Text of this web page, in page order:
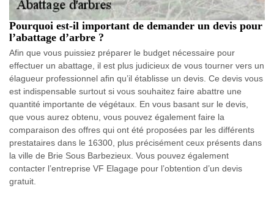
Pourquoi est-il important de demander un devis pour
l’abattage d’arbre ?
Afin que vous puissiez préparer le budget nécessaire pour
effectuer un abattage, il est plus judicieux de vous tourner vers un
élagueur professionnel afin qu’il établisse un devis. Ce devis vous
est indispensable surtout si vous souhaitez faire abattre une
quantité importante de végétaux. En vous basant sur le devis,
que vous aurez obtenu, vous pouvez également faire la
comparaison des offres qui ont été proposées par les différents
prestataires dans le 16300, plus précisément ceux présents dans
la ville de Brie Sous Barbezieux. Vous pouvez également
contacter l’entreprise VF Elagage pour l’obtention d’un devis
gratuit.